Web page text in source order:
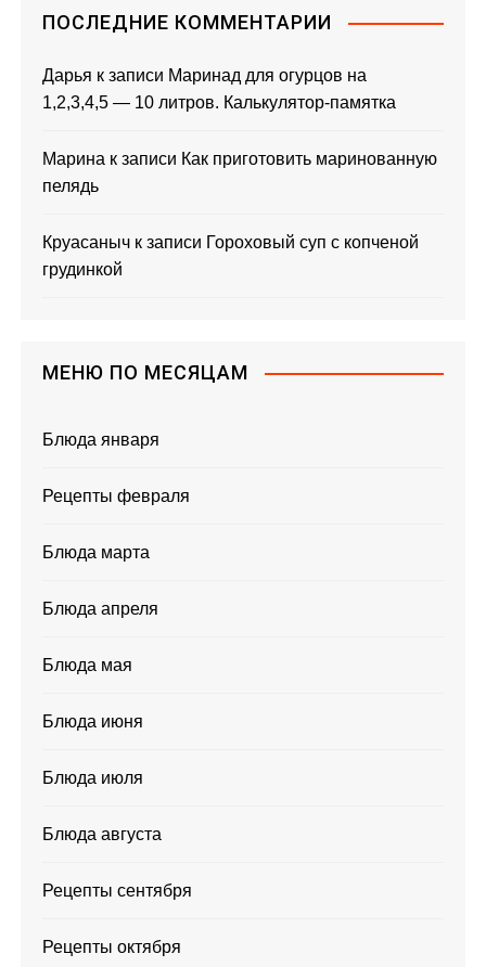
ПОСЛЕДНИЕ КОММЕНТАРИИ
Дарья к записи Маринад для огурцов на
1,2,3,4,5 — 10 литров. Калькулятор-памятка
Марина к записи Как приготовить маринованную
пелядь
Круасаныч к записи Гороховый суп с копченой
грудинкой
МЕНЮ ПО МЕСЯЦАМ
Блюда января
Рецепты февраля
Блюда марта
Блюда апреля
Блюда мая
Блюда июня
Блюда июля
Блюда августа
Рецепты сентября
Рецепты октября